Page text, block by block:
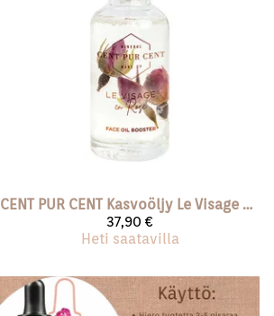
CENT PUR CENT
Kasvoöljy Le Visage En Rose
37,90 €
Heti saatavilla